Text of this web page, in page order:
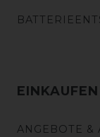
EINKAUFEN
ANGEBOTE &